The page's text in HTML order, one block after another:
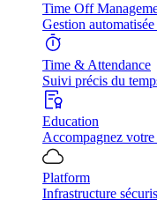
Time Off
Gestion automatisée
Time & Attendance
Suivi précis du
Education
Accompagnez
Platform
Infrastructure